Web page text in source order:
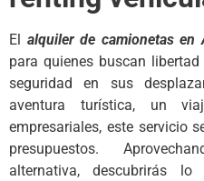
El alquiler de camionetas en
para quienes buscan
seguridad en sus
aventura turística, un
empresariales, este servicio
presupuestos.
alternativa, descubrirás